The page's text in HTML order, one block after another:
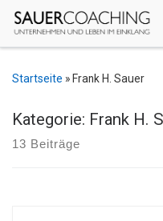
Zum Inhalt springen
Startseite » Frank H. Sauer
Kategorie: Frank H.
13 Beiträge